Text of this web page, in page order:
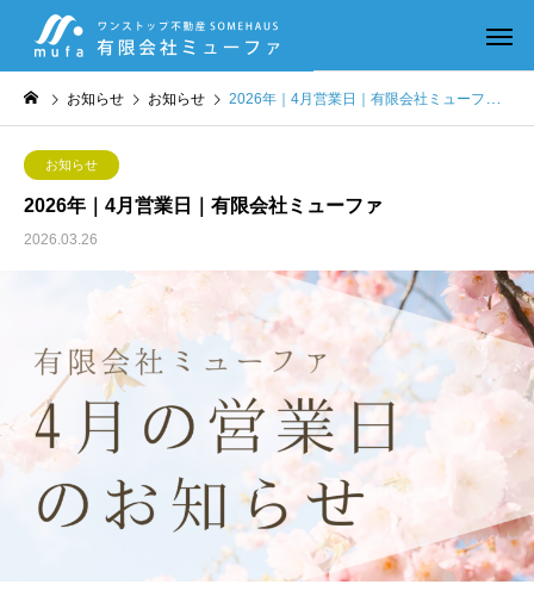
お知らせ お知らせ 2026年｜4月営業日｜有限会社ミューファ
お知らせ
2026年｜4月営業日｜有限会社ミューファ
2026.03.26